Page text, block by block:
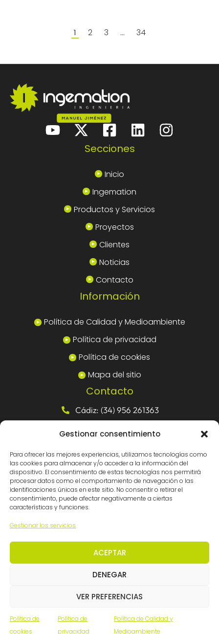
Gestionar consentimiento
Para ofrecer las mejores experiencias, utilizamos tecnologías como
las cookies para almacenar y/o acceder a la información del
dispositivo. El consentimiento de estas tecnologías nos permitirá
procesar datos como el comportamiento de navegación o las
identificaciones únicas en este sitio. No consentir o retirar el
consentimiento, puede afectar negativamente a ciertas
características y funciones.
Gestionar los servicios
ACEPTAR
DENEGAR
VER PREFERENCIAS
Política de
cookies
Política de
privacidad
Política de Calidad y
Medioambiente
1 2 3 … 34
Secciones
Inicio
Ingemation
Productos y Servicios
Proyectos
Clientes
Noticias
Contacto
Información
Política de Calidad y Medioambiente
Política de privacidad
Política de cookies
Mapa del sitio
Contacto
Cádiz: (34) 956 261363
Trabaja con nosotros
Canal ético y de denuncias
Certificaciones
© Ingemation Ingeniería 2026 • Todos los derechos
Inicianet